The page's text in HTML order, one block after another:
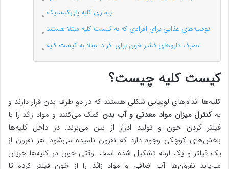
بیماری کلیه پلی‌کیستیک
توصیه‌های غذایی برای افرادی که به کیست کلیه مبتلا هستند
مصرف داروهای فشار خون برای افراد مبتلا به کیست کلیه
کیست کلیه چیست؟
کلیه‌ها اندام‌های لوبیایی شکلی هستند که در دو طرف بدن قرار دارند و
به کنترل میزان مواد معدنی و آب بدن کمک می‌کنند و مواد زائد را با
فیلتر کردن خون و تولید ادرار از بین می‌برند. در داخل کلیه‌ها
بخش‌های کوچکی وجود دارد که نفرون نامیده می‌شود. هر نفرون از
یک فیلتر و یک لوله تشکیل شده است. وقتی خون در کلیه‌ها جریان
می‌یابد نفرون‌ها آب اضافی و مواد زائد را از خون فیلتر کرده تا